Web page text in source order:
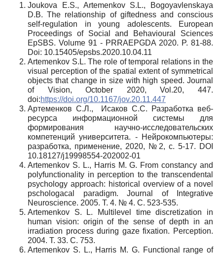
Joukova E.S., Artemenkov S.L., Bogoyavlenskaya
D.B. The relationship of giftedness and conscious
self-regulation in young adolescents. European
Proceedings of Social and Behavioural Sciences
EpSBS. Volume 91 - PRRAEPGDA 2020. P. 81-88.
Doi: 10.15405/epsbs.2020.10.04.11
Artemenkov S.L. The role of temporal relations in the
visual perception of the spatial extent of symmetrical
objects that change in size with high speed. Journal
of Vision, October 2020, Vol.20, 447.
doi:https://doi.org/10.1167/jov.20.11.447
Артеменков С.Л., Исаков С.С. Разработка веб-
ресурса информационной системы для
формирования научно-исследовательских
компетенций университета. - Нейрокомпьютеры:
разработка, применение, 2020, №2, с. 5-17. DOI
10.18127/j19998554-202002-01
Artemenkov S. L., Harris M. G. From constancy and
polyfunctionality in perception to the transcendental
psychology approach: historical overview of a novel
pschologacal paradigm. Journal of Integrative
Neuroscience. 2005. Т. 4. № 4. С. 523-535.
Artemenkov S. L. Multilevel time discretization in
human vision: origin of the sense of depth in an
irradiation process during gaze fixation. Perception.
2004. Т. 33. С. 753.
Artemenkov S. L., Harris M. G. Functional range of